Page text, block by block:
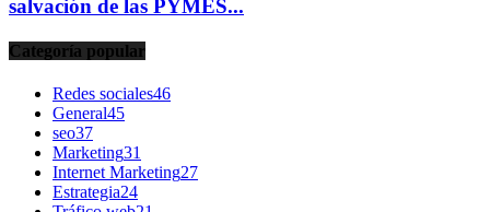
salvación de las PYMES...
Categoría popular
Redes sociales46
General45
seo37
Marketing31
Internet Marketing27
Estrategia24